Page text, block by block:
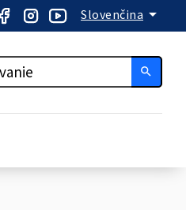
Slovenčina arrow_drop_down
search